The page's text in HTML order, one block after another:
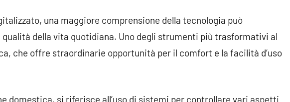
una maggiore comprensione della tecnologia può
della vita quotidiana. Uno degli strumenti più trasformativi al
che offre straordinarie opportunità per il comfort e la facilità d’uso
domestica, si riferisce all’uso di sistemi per controllare vari aspetti